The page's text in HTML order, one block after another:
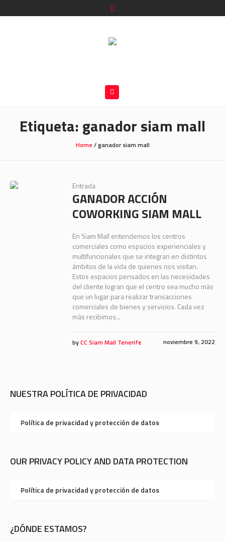
Etiqueta: ganador siam mall
Home/ganador siam mall
Entrada
GANADOR ACCIÓN
COWORKING SIAM MALL
En Siam Mall entendemos los centros
comerciales como espacios experienciales y
multifuncionales que se integran en distintos
ámbitos de la vida de quienes nos visitan.
Estos espacios pensados en las necesidades
del cliente logran que el centro sea mucho más
que un lugar para realizar transacciones
comerciales de bienes y servicios. Cada vez
más recibimos...
noviembre 9, 2022
byCC Siam Mall Tenerife
NUESTRA POLÍTICA DE PRIVACIDAD
Política de privacidad y protección de datos
OUR PRIVACY POLICY AND DATA PROTECTION
Política de privacidad y protección de datos
¿DÓNDE ESTAMOS?